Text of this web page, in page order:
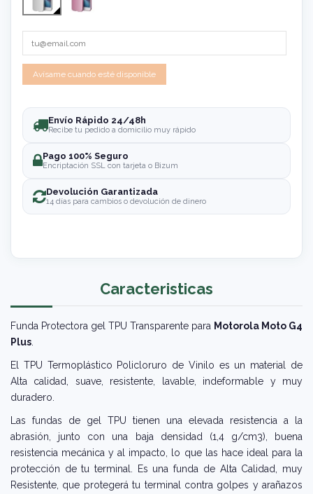
Envío Rápido 24/48h
Recibe tu pedido a domicilio muy rápido
Pago 100% Seguro
Encriptación SSL con tarjeta o Bizum
Devolución Garantizada
14 días para cambios o devolución de dinero
Caracteristicas
Funda Protectora gel TPU Transparente para Motorola Moto G4
Plus.
El TPU Termoplástico Policloruro de Vinilo es un material de
Alta calidad, suave, resistente, lavable, indeformable y muy
duradero.
Las fundas de gel TPU tienen una elevada resistencia a la
abrasión, junto con una baja densidad (1,4 g/cm3), buena
resistencia mecánica y al impacto, lo que las hace ideal para la
protección de tu terminal. Es una funda de Alta Calidad, muy
Resistente, que protegerá tu terminal contra golpes y arañazos